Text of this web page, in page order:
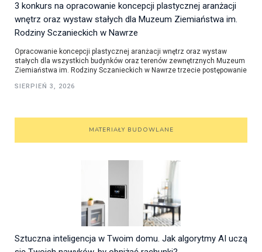
3 konkurs na opracowanie koncepcji plastycznej aranżacji
wnętrz oraz wystaw stałych dla Muzeum Ziemiaństwa im.
Rodziny Sczanieckich w Nawrze
Opracowanie koncepcji plastycznej aranżacji wnętrz oraz wystaw
stałych dla wszystkich budynków oraz terenów zewnętrznych Muzeum
Ziemiaństwa im. Rodziny Sczanieckich w Nawrze trzecie postępowanie
SIERPIEŃ 3, 2026
MATERIAŁY BUDOWLANE
Sztuczna inteligencja w Twoim domu. Jak algorytmy AI uczą